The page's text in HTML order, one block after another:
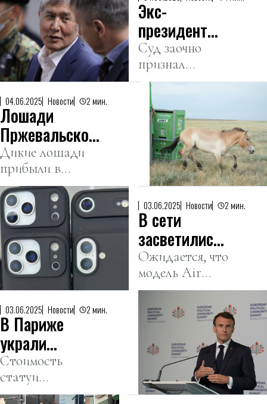
игроков.
Экс-
президент
Кыргызстана
получил 11,5
лет тюрьмы
Суд заочно
признал
Алмазбека
Атамбаева
виновным в
коррупции и
организации
беспорядков.
04.06.2025 Новости 2 мин.
Лошади
Пржевальского
возвращаются
в степь
Казахстана
Дикие лошади
прибыли в
резерват «Алтын
Дала» для
адаптации и
подготовки к
жизни в дикой
природе.
03.06.2025 Новости 2 мин.
В сети
засветились
все модели
нового
iPhone 17
Ожидается, что
модель Air
станет самой
тонкой и
легкой.
03.06.2025 Новости 2 мин.
В Париже
украли
восковую
статую
Стоимость
статуи
оценивается в